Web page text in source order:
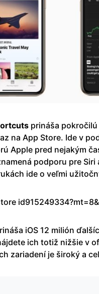
prináša
na App Store. Ide v
Apple pred nejakým
podporu pre
ide o veľmi
iOS 12 milión
ich totiž nižšie v
zariadení je široký a